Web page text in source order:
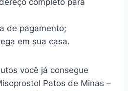
completo para
de pagamento;
em sua casa.
você já consegue
Patos de Minas –